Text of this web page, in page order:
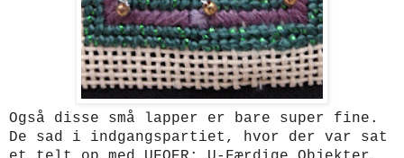
Også disse små lapper er bare super fine.
De sad i indgangspartiet, hvor der var sat